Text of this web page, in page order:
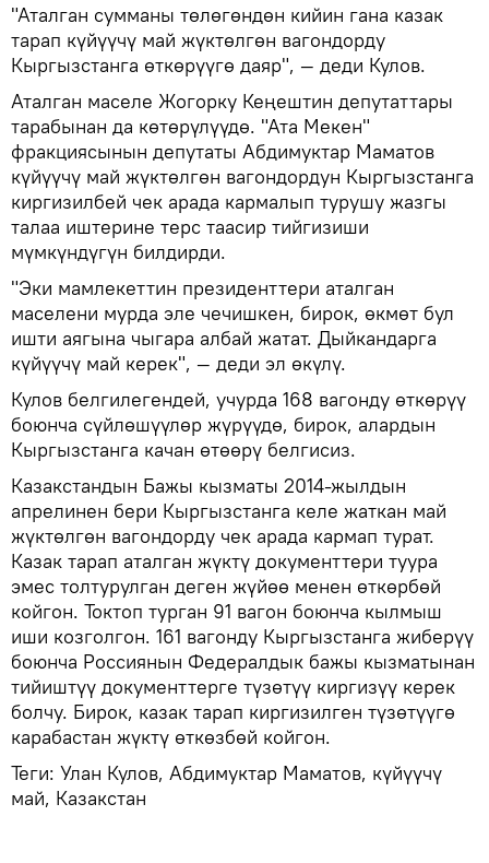
"Аталган сумманы төлөгөндөн кийин гана казак
тарап күйүүчү май жүктөлгөн вагондорду
Кыргызстанга өткөрүүгө даяр", — деди Кулов.
Аталган маселе Жогорку Кеңештин депутаттары
тарабынан да көтөрүлүүдө. "Ата Мекен"
фракциясынын депутаты Абдимуктар Маматов
күйүүчү май жүктөлгөн вагондордун Кыргызстанга
киргизилбей чек арада кармалып турушу жазгы
талаа иштерине терс таасир тийгизиши
мүмкүндүгүн билдирди.
"Эки мамлекеттин президенттери аталган
маселени мурда эле чечишкен, бирок, өкмөт бул
ишти аягына чыгара албай жатат. Дыйкандарга
күйүүчү май керек", — деди эл өкүлү.
Кулов белгилегендей, учурда 168 вагонду өткөрүү
боюнча сүйлөшүүлөр жүрүүдө, бирок, алардын
Кыргызстанга качан өтөөрү белгисиз.
Казакстандын Бажы кызматы 2014-жылдын
апрелинен бери Кыргызстанга келе жаткан май
жүктөлгөн вагондорду чек арада кармап турат.
Казак тарап аталган жүктү документтери туура
эмес толтурулган деген жүйөө менен өткөрбөй
койгон. Токтоп турган 91 вагон боюнча кылмыш
иши козголгон. 161 вагонду Кыргызстанга жиберүү
боюнча Россиянын Федералдык бажы кызматынан
тийиштүү документтерге түзөтүү киргизүү керек
болчу. Бирок, казак тарап киргизилген түзөтүүгө
карабастан жүктү өткөзбөй койгон.
Теги: Улан Кулов, Абдимуктар Маматов, күйүүчү
май, Казакстан